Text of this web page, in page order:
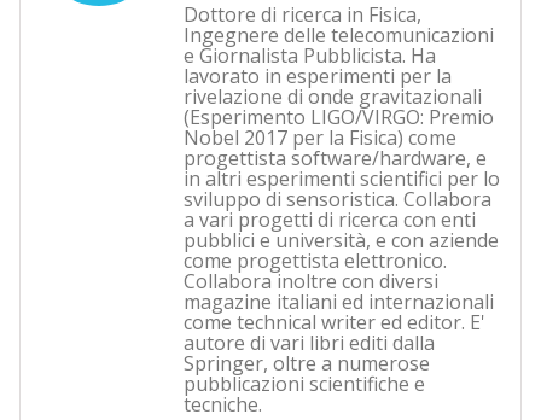
Dottore di ricerca in Fisica,
Ingegnere delle telecomunicazioni
e Giornalista Pubblicista. Ha
lavorato in esperimenti per la
rivelazione di onde gravitazionali
(Esperimento LIGO/VIRGO: Premio
Nobel 2017 per la Fisica) come
progettista software/hardware, e
in altri esperimenti scientifici per lo
sviluppo di sensoristica. Collabora
a vari progetti di ricerca con enti
pubblici e università, e con aziende
come progettista elettronico.
Collabora inoltre con diversi
magazine italiani ed internazionali
come technical writer ed editor. E'
autore di vari libri editi dalla
Springer, oltre a numerose
pubblicazioni scientifiche e
tecniche.